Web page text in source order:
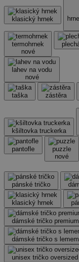
klasický hrnek
termohrnek
nové
lahev na vodu
nové
taška zástěra
kšiltovka truckerka
pantofle
puzzle
nové
pánské tričko
klasický hrnek
dámské tričko premium
dámské tričko s lemem
unisex tričko oversized